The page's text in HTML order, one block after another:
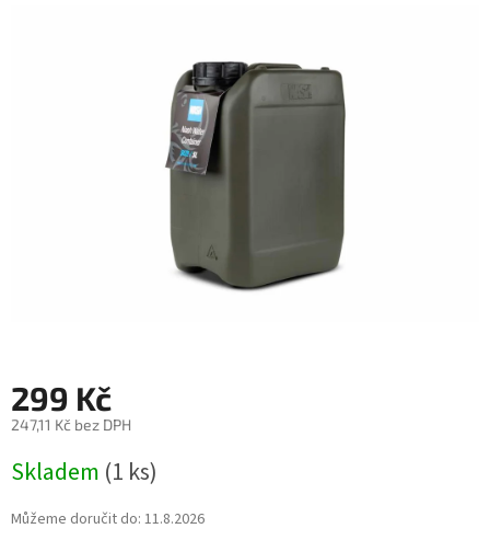
299 Kč
247,11 Kč bez DPH
cena:
Skladem (1 ks)
Můžeme doručit do: 11.8.2026